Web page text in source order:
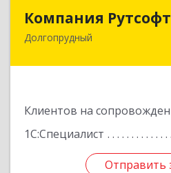
Компания Рутсофт
Долгопрудный
Клиентов на
1С:Специалист
Отправить
141700, Московская
Отправить